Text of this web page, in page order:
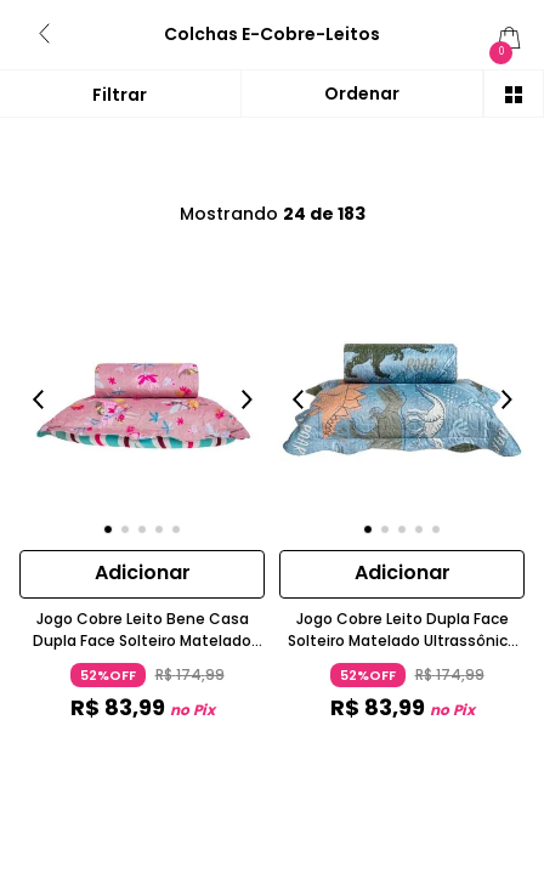
Colchas E-Cobre-Leitos
0
Mostrando 24 de 183
Adicionar
Jogo Cobre Leito Bene Casa
Dupla Face Solteiro Matelado
Ultrassônico Lilás
52%OFF R$174,99
R$ 83,99 no Pix
Adicionar
Jogo Cobre Leito Dupla Face
Solteiro Matelado Ultrassônico
Azul Bene Casa
52%OFF R$174,99
R$ 83,99 no Pix